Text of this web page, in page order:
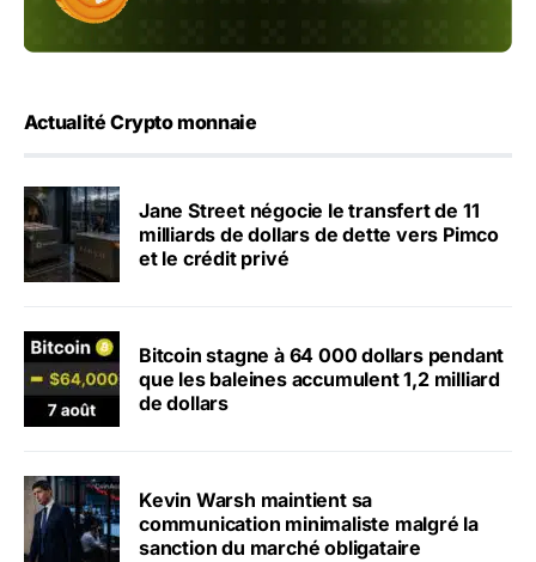
Actualité Crypto monnaie
Jane Street négocie le transfert de 11
milliards de dollars de dette vers Pimco
et le crédit privé
Bitcoin stagne à 64 000 dollars pendant
que les baleines accumulent 1,2 milliard
de dollars
Kevin Warsh maintient sa
communication minimaliste malgré la
sanction du marché obligataire